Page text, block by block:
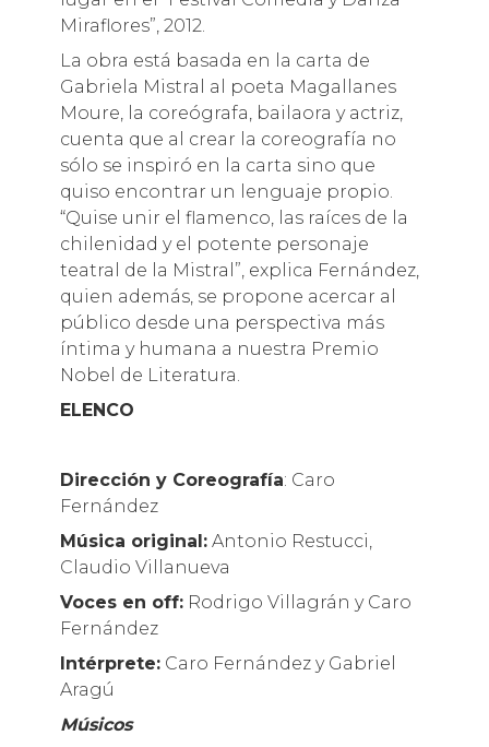
Miraflores”, 2012.
La obra está basada en la carta de
Gabriela Mistral al poeta Magallanes
Moure, la coreógrafa, bailaora y actriz,
cuenta que al crear la coreografía no
sólo se inspiró en la carta sino que
quiso encontrar un lenguaje propio.
“Quise unir el flamenco, las raíces de la
chilenidad y el potente personaje
teatral de la Mistral”, explica Fernández,
quien además, se propone acercar al
público desde una perspectiva más
íntima y humana a nuestra Premio
Nobel de Literatura.
ELENCO
Dirección y Coreografía: Caro
Fernández
Música original:Antonio Restucci,
Claudio Villanueva
Voces en off:Rodrigo Villagrán y Caro
Fernández
Intérprete:Caro Fernández y Gabriel
Aragú
Músicos